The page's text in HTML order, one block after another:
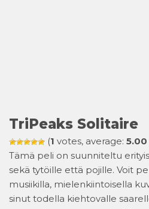
TriPeaks Solitaire
(1 votes, average: 5.00
Tämä peli on suunniteltu
sekä tytöille että pojille. Voit
musiikilla, mielenkiintoisella
sinut todella kiehtovalle